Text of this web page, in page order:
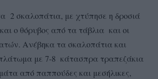
σκαλοπάτια, με χτύπησε η δροσιά
ο θόρυβος από τα τάβλια και οι
Ανέβηκα τα σκαλοπάτια και
με 7-8 κάτασπρα τραπεζάκια
από παππούδες και μεσήλικες,